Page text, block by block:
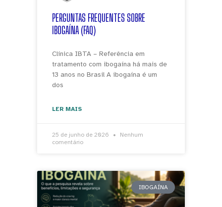
PERGUNTAS FREQUENTES SOBRE
IBOGAÍNA (FAQ)
Clínica IBTA – Referência em
tratamento com ibogaína há mais de
13 anos no Brasil A ibogaína é um
dos
LER MAIS
25 de junho de 2026
Nenhum
comentário
IBOGAÍNA